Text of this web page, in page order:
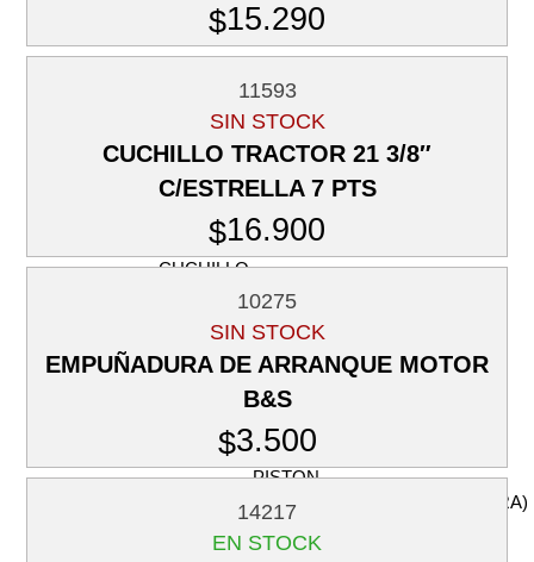
RUEDAS
(CORTACESPED)
CARBURADOR
(CORTACESPED)
ADAPTADOR DE
CUCHILLO
OTROS
ORILLADORA / DESMALEZADORA
Y DESMALEZADORA)
PISTON
(ORILLADORA/DESMALEZADORA)
ANILLOS (ORILLADORA /
$15.290
11593
SIN STOCK
CUCHILLO TRACTOR 21 3/8″
C/ESTRELLA 7 PTS
$16.900
10275
SIN STOCK
EMPUÑADURA DE ARRANQUE MOTOR
B&S
$3.500
14217
EN STOCK